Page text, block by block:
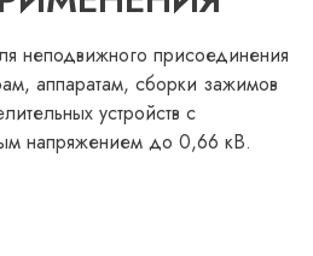
неподвижного присоединения
аппаратам, сборки зажимов
устройств с
напряжением до 0,66 кВ.